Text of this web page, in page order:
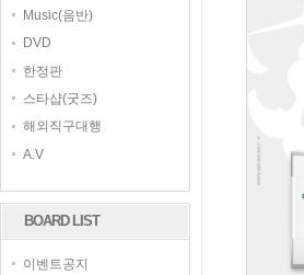
Music(음반)
DVD
한정판
스타샵(굿즈)
해외직구대행
A.V
BOARD LIST
이벤트공지